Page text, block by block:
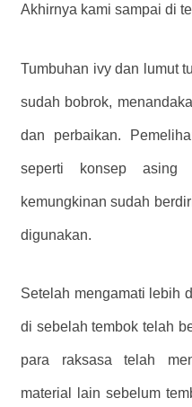
Akhirnya kami sampai di
Tumbuhan ivy dan lumut
sudah bobrok,
dan perbaikan.
seperti konsep
kemungkinan sudah
digunakan.
Setelah mengamati lebih
di sebelah tembok telah
para raksasa telah
material lain sebelum